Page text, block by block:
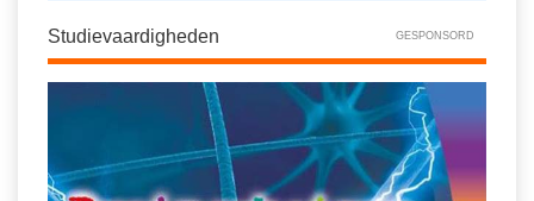
Studievaardigheden GESPONSORD